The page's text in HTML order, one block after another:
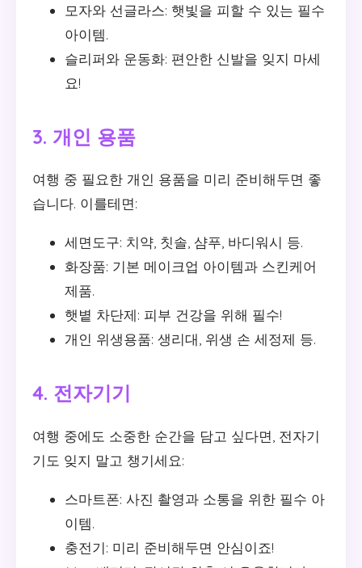
모자와 선글라스: 햇빛을 피할 수 있는 필수
아이템.
슬리퍼와 운동화: 편안한 신발을 잊지 마세
요!
3. 개인 용품
여행 중 필요한 개인 용품을 미리 준비해두면 좋
습니다. 이를테면:
세면도구: 치약, 칫솔, 샴푸, 바디워시 등.
화장품: 기본 메이크업 아이템과 스킨케어
제품.
햇볕 차단제: 피부 건강을 위해 필수!
개인 위생용품: 생리대, 위생 손 세정제 등.
4. 전자기기
여행 중에도 소중한 순간을 담고 싶다면, 전자기
기도 잊지 말고 챙기세요:
스마트폰: 사진 촬영과 소통을 위한 필수 아
이템.
충전기: 미리 준비해두면 안심이죠!